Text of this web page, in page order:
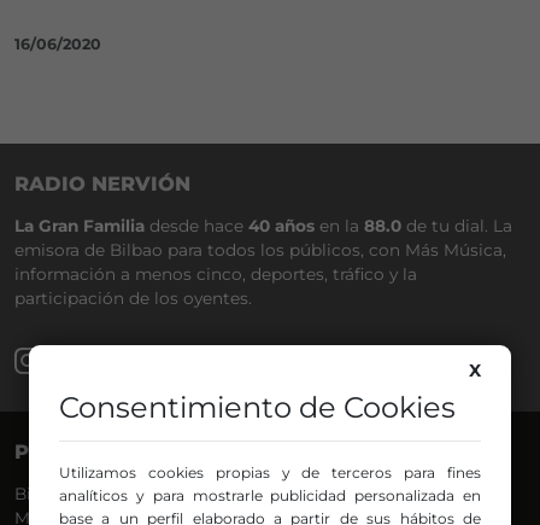
16/06/2020
RADIO NERVIÓN
La Gran Familia desde hace 40 años en la 88.0 de tu dial. La
emisora de Bilbao para todos los públicos, con Más Música,
información a menos cinco, deportes, tráfico y la
participación de los oyentes.
PROGRAMAS
Bilbosport
Más Música
Agurtzane
Belén Ollero
X
Consentimiento de Cookies
Utilizamos cookies propias y de terceros para fines
analíticos y para mostrarle publicidad personalizada en
base a un perfil elaborado a partir de sus hábitos de